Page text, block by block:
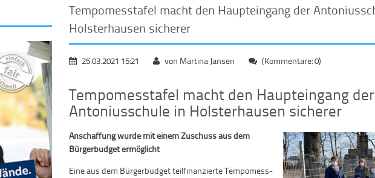
Tempomesstafel macht den Haupteingang der
Holsterhausen sicherer
25.03.2021 15:21 von Martina Jansen (Kommentare: 0)
Tempomesstafel macht den Haupteingang der
Antoniusschule in Holsterhausen sicherer
Anschaffung wurde mit einem Zuschuss aus dem
Bürgerbudget ermöglicht
Eine aus dem Bürgerbudget teilfinanzierte Tempomess-